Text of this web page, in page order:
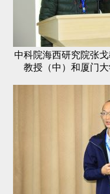
中科院海西研究院张
教授（中）和厦门